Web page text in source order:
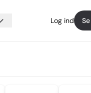
Log ind